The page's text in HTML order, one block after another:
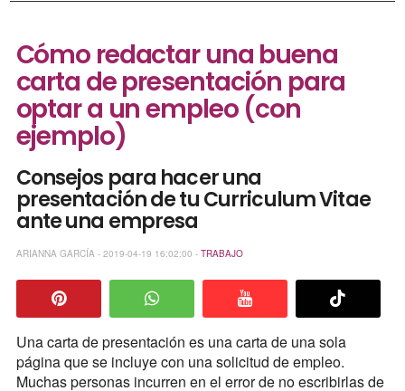
Cómo redactar una buena
carta de presentación para
optar a un empleo (con
ejemplo)
Consejos para hacer una
presentación de tu Curriculum Vitae
ante una empresa
ARIANNA GARCÍA - 2019-04-19 16:02:00 - TRABAJO
Una carta de presentación es una carta de una sola
página que se incluye con una solicitud de empleo.
Muchas personas incurren en el error de no escribirlas de